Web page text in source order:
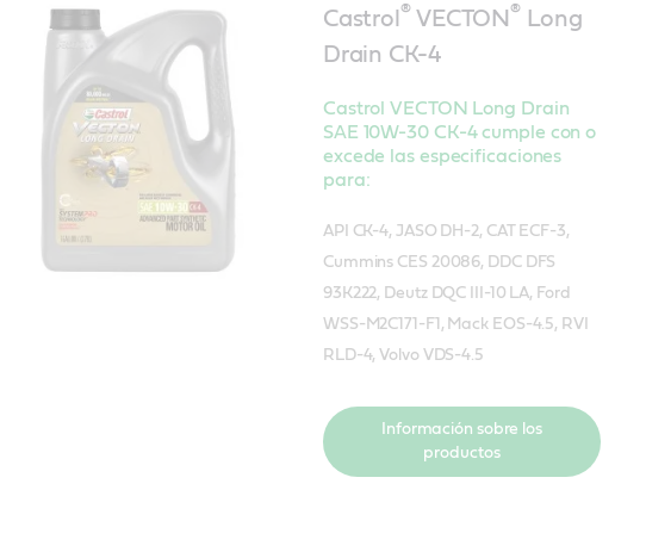
Castrol ® VECTON ®
Long
Drain CK-4
Castrol VECTON Long Drain
SAE 10W-30 CK-4 cumple con o
excede las especificaciones
para:
API CK-4, JASO DH-2, CAT ECF-3,
Cummins CES 20086, DDC DFS
93K222, Deutz DQC III-10 LA, Ford
WSS-M2C171-F1, Mack EOS-4.5, RVI
RLD-4, Volvo VDS-4.5
Información sobre los
productos